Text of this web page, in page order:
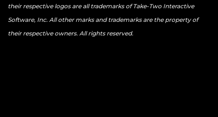
their respective logos are all trademarks of Take-Two Interactive
Software, Inc. All other marks and trademarks are the property of
their respective owners. All rights reserved.